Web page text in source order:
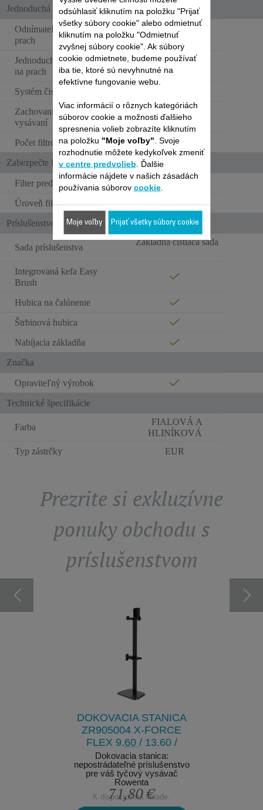
Jednoduchá údržba
Odnímateľná nádoba na
prach
Jednoduché čistenie nádoby
na prach
Dvojitý systém
otvárania
Systém čistenia sacej hubice
Zachovanie výkonu pri
vysávaní
Umývateľné filtry
Počet filtrov
2
Zabezpečte lepší vzduch
Filter pred motorom
Penový filter
Úroveň filtrácie prachu
>=99% filtrácia
Príslušenstvo
Sada príslušenstva
Základná čistiaca sada
Integrovaná kefa Easy
Brush
Hubica na čalúnenie
Štrbinová hubica
Nabíjacia základňa
Značka
Opraviteľný výrobok
Technické špecifikácie
Farba
FIALOVÁ A
HLINÍKOVÁ
Typ zástrčky
EUR
Prezrite si exkluzívne
ponuky obchodu s
príslušenstvom
DOKOVACIA STANICA
ZR905004 X-FORCE
FLEX 9.60 / 13.60 /
12.60 NEO / X-PERT
7.60
Dokovacia stanica:
nepostrádateľné príslušenstvo
pre váš tyčový vysávač
Rowenta
K dispozícii na sklade.
71,80 €
odsúhlasiť kliknutím na položku "Prijať
všetky súbory cookie" alebo odmietnuť
kliknutím na položku "Odmietnuť
zvyšnej súbory cookie". Ak súbory
cookie odmietnete, budeme používať
iba tie, ktoré sú nevyhnutné na
efektívne fungovanie webu.
Viac informácií o rôznych kategóriách
súborov cookie a možnosti ďalšieho
spresnenia volieb zobrazíte kliknutím
na položku "Moje voľby" . Svoje
rozhodnutie môžete kedykoľvek zmeniť
v centre predvolieb . Ďalšie
informácie nájdete v našich zásadách
používania súborov cookie.
Moje voľby Prijať všetky súbory cookie